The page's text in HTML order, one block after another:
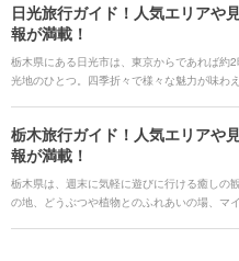
日光旅行ガイド！人気エリアや
報が満載！
栃木県にある日光市は、東京からであれば約
光地のひとつ。四季折々で様々な魅力が味わ
いは一人でも楽しめる、日光の魅力を存分に
栃木旅行ガイド！人気エリアや
報が満載！
栃木県は、週末に気軽に遊びに行ける癒しの
の地、どうぶつや植物とのふれあいの場、マ